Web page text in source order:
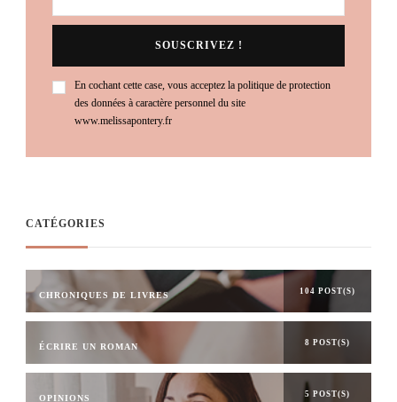
En cochant cette case, vous acceptez la politique de protection
des données à caractère personnel du site
www.melissapontery.fr
CATÉGORIES
CHRONIQUES DE LIVRES 104 POST(S)
ÉCRIRE UN ROMAN 8 POST(S)
OPINIONS 5 POST(S)